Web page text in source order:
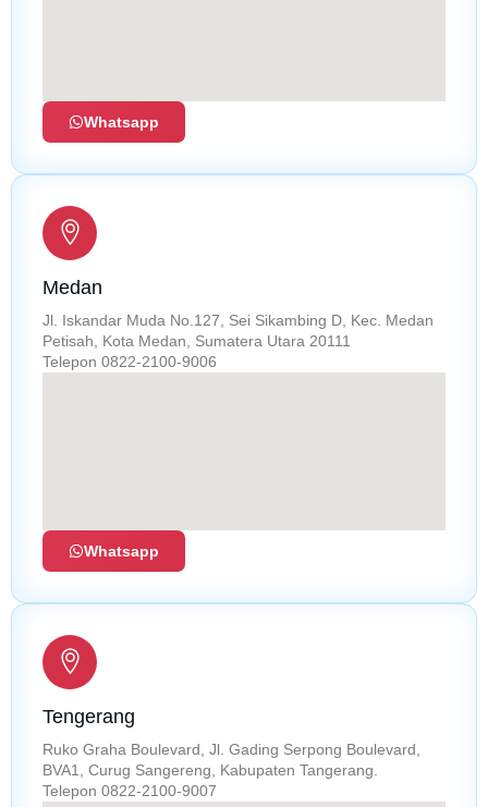
Whatsapp
Medan
Jl. Iskandar Muda No.127, Sei Sikambing D, Kec. Medan
Petisah, Kota Medan, Sumatera Utara 20111
Telepon 0822-2100-9006
Whatsapp
Tengerang
Ruko Graha Boulevard, Jl. Gading Serpong Boulevard,
BVA1, Curug Sangereng, Kabupaten Tangerang.
Telepon 0822-2100-9007